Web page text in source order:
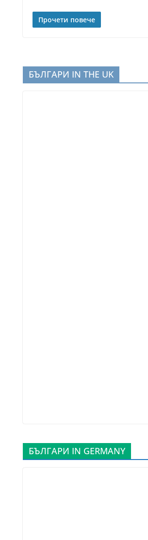
Прочети повече
БЪЛГАРИ IN THE UK
БЪЛГАРИ IN GERMANY